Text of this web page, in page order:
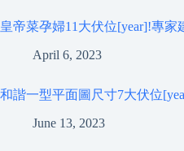
皇帝菜孕婦11大伏位[year]!專
April 6, 2023
和諧一型平面圖尺寸7大伏位
June 13, 2023